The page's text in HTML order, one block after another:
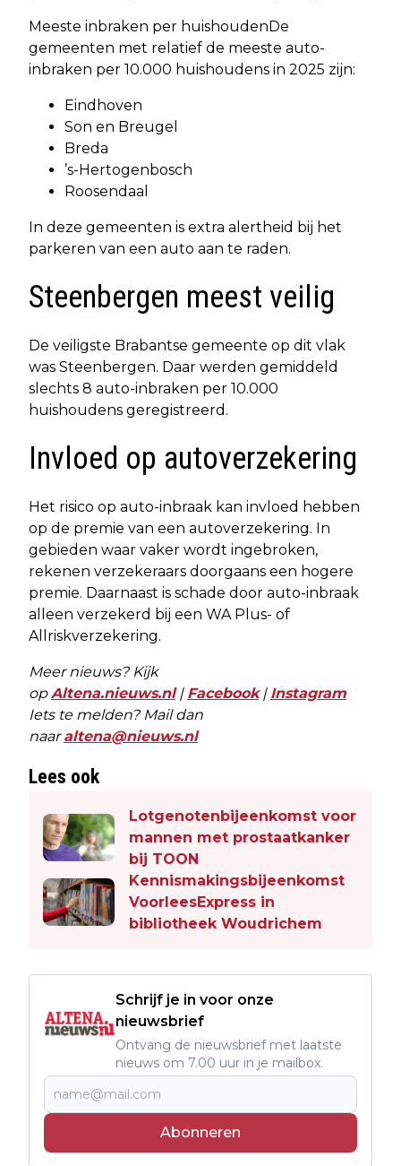
Meeste inbraken per huishoudenDe
gemeenten met relatief de meeste auto-
inbraken per 10.000 huishoudens in 2025 zijn:
Eindhoven
Son en Breugel
Breda
’s-Hertogenbosch
Roosendaal
In deze gemeenten is extra alertheid bij het
parkeren van een auto aan te raden.
Steenbergen meest veilig
De veiligste Brabantse gemeente op dit vlak
was Steenbergen. Daar werden gemiddeld
slechts 8 auto-inbraken per 10.000
huishoudens geregistreerd.
Invloed op autoverzekering
Het risico op auto-inbraak kan invloed hebben
op de premie van een autoverzekering. In
gebieden waar vaker wordt ingebroken,
rekenen verzekeraars doorgaans een hogere
premie. Daarnaast is schade door auto-inbraak
alleen verzekerd bij een WA Plus- of
Allriskverzekering.
Meer nieuws? Kijk
opAltena.nieuws.nl| Facebook| Instagram
Iets te melden? Mail dan
naaraltena@nieuws.nl
Lees ook
Lotgenotenbijeenkomst voor
mannen met prostaatkanker
bij TOON
Kennismakingsbijeenkomst
VoorleesExpress in
bibliotheek Woudrichem
Schrijf je in voor onze
nieuwsbrief
Ontvang de nieuwsbrief met laatste
nieuws om 7.00 uur in je mailbox.
Abonneren